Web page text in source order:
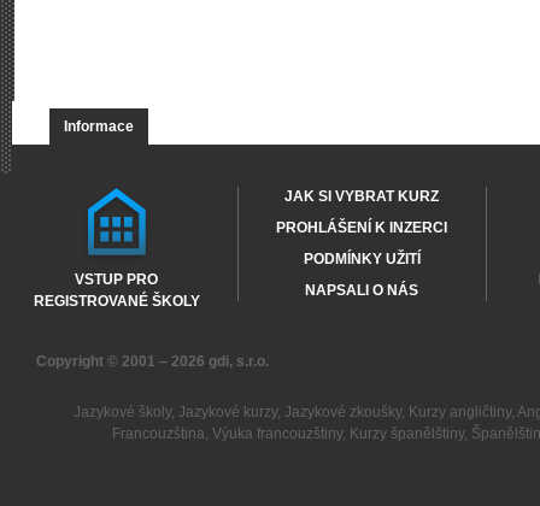
Informace
VSTUP PRO
REGISTROVANÉ ŠKOLY
JAK SI VYBRAT KURZ
PROHLÁŠENÍ K INZERCI
PODMÍNKY UŽITÍ
NAPSALI O NÁS
Copyright © 2001 – 2026 gdi, s.r.o.
Jazykové školy, Jazykové kurzy, Jazykové zkoušky, Kurzy angličtiny,
Francouzština,Výuka francouzštiny, Kurzy španělštiny,